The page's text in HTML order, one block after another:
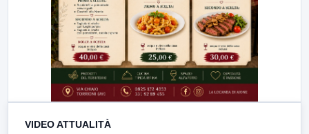
VIDEO ATTUALITÀ